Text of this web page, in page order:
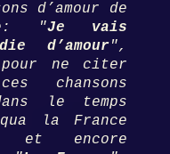
d’amour de
"Je vais
d’amour",
ne citer
chansons
le temps
la France
et encore